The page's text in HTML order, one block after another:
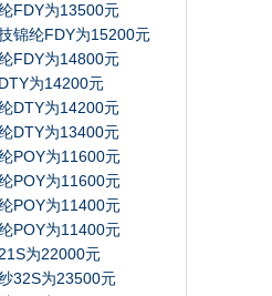
FDY为13500元
锦纶FDY为15200元
FDY为14800元
为14200元
DTY为14200元
DTY为13400元
POY为11600元
POY为11600元
POY为11400元
POY为11400元
为22000元
32S为23500元